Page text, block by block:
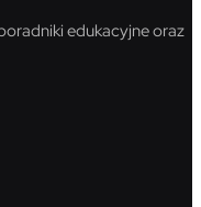
edukacyjne oraz